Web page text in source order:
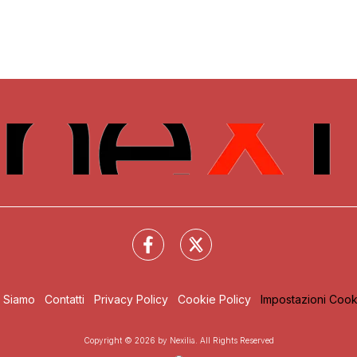
Siamo Contatti Privacy Policy Cookie Policy Impostazioni
Copyright © 2026 by Nexilia. All Rights Reserved